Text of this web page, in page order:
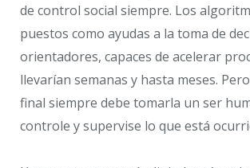
de control social siempre. Los
puestos como ayudas a la toma de
orientadores, capaces de acelerar
llevarían semanas y hasta meses.
final siempre debe tomarla un ser
controle y supervise lo que está